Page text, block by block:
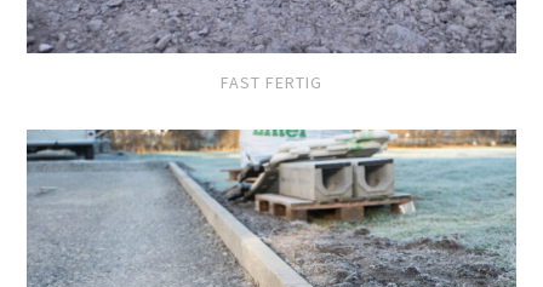
FAST FERTIG